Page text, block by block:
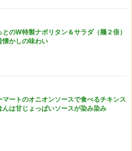
のW特製ナポリタン＆サラダ（麺２倍）
懐かしの味わい
マートのオニオンソースで食べるチキンス
んは甘じょっぱいソースが染み染み